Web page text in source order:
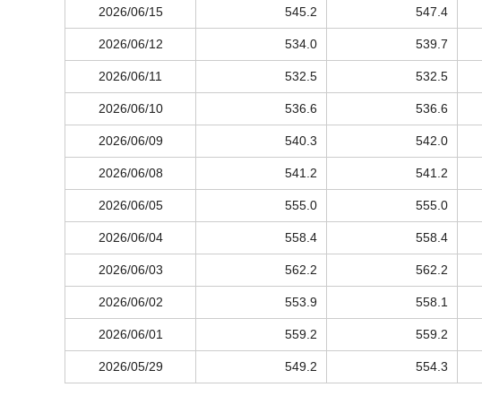
2026/06/15 545.2 547.4
2026/06/12 534.0 539.7
2026/06/11 532.5 532.5
2026/06/10 536.6 536.6
2026/06/09 540.3 542.0
2026/06/08 541.2 541.2
2026/06/05 555.0 555.0
2026/06/04 558.4 558.4
2026/06/03 562.2 562.2
2026/06/02 553.9 558.1
2026/06/01 559.2 559.2
2026/05/29 549.2 554.3